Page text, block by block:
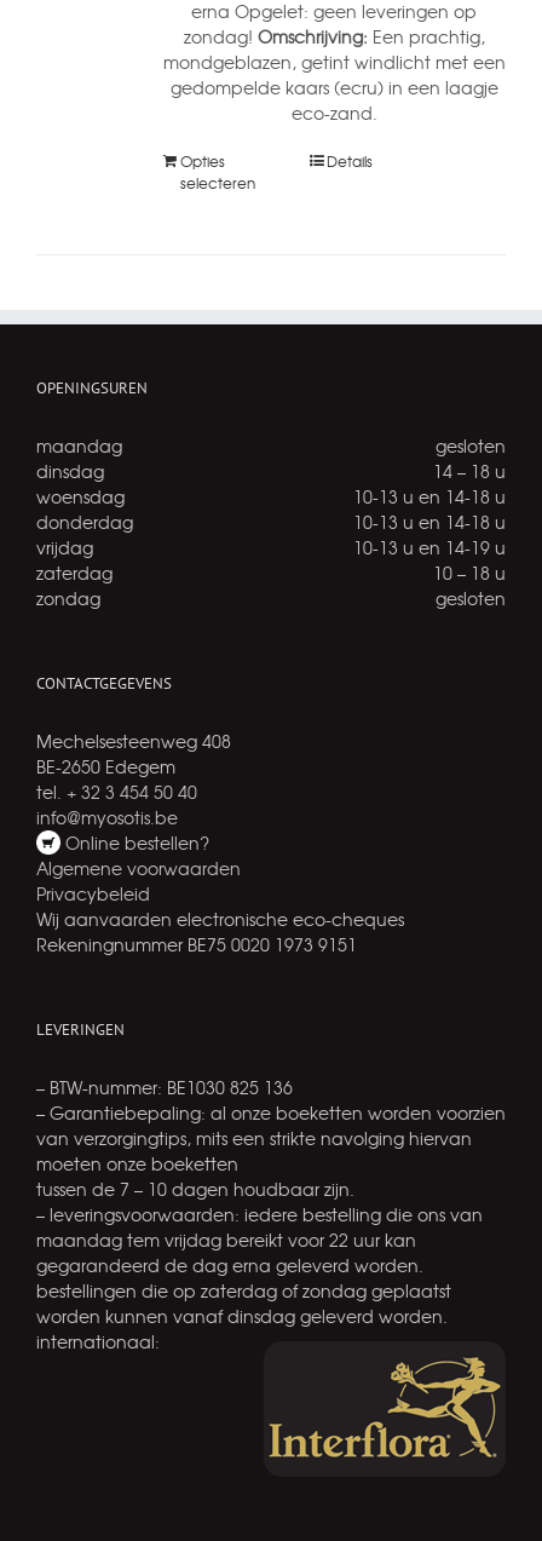
erna Opgelet: geen leveringen op
zondag! Omschrijving: Een prachtig,
mondgeblazen, getint windlicht met een
gedompelde kaars (ecru) in een laagje
eco-zand.
Opties
selecteren
Details
OPENINGSUREN
maandag
gesloten
dinsdag
14 – 18 u
woensdag
10-13 u en 14-18 u
donderdag
10-13 u en 14-18 u
vrijdag
10-13 u en 14-19 u
zaterdag
10 – 18 u
zondag
gesloten
CONTACTGEGEVENS
Mechelsesteenweg 408
BE-2650 Edegem
tel. + 32 3 454 50 40
info@myosotis.be
Online bestellen?
Algemene voorwaarden
Privacybeleid
Wij aanvaarden electronische eco-cheques
Rekeningnummer BE75 0020 1973 9151
LEVERINGEN
– BTW-nummer: BE1030 825 136
– Garantiebepaling: al onze boeketten worden voorzien
van verzorgingtips, mits een strikte navolging hiervan
moeten onze boeketten
tussen de 7 – 10 dagen houdbaar zijn.
– leveringsvoorwaarden: iedere bestelling die ons van
maandag tem vrijdag bereikt voor 22 uur kan
gegarandeerd de dag erna geleverd worden.
bestellingen die op zaterdag of zondag geplaatst
worden kunnen vanaf dinsdag geleverd worden.
internationaal: